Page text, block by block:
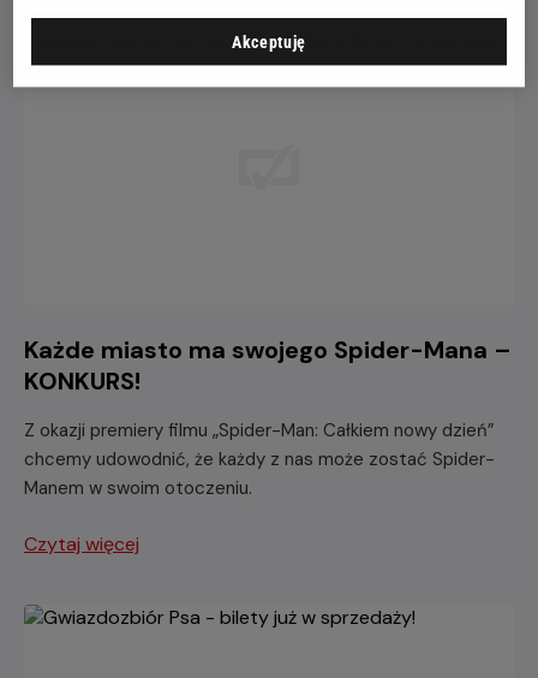
Każde miasto ma swojego Spider-Mana –
KONKURS!
Z okazji premiery filmu „Spider-Man: Całkiem nowy dzień”
chcemy udowodnić, że każdy z nas może zostać Spider-
Manem w swoim otoczeniu.
Czytaj więcej
Akceptuję